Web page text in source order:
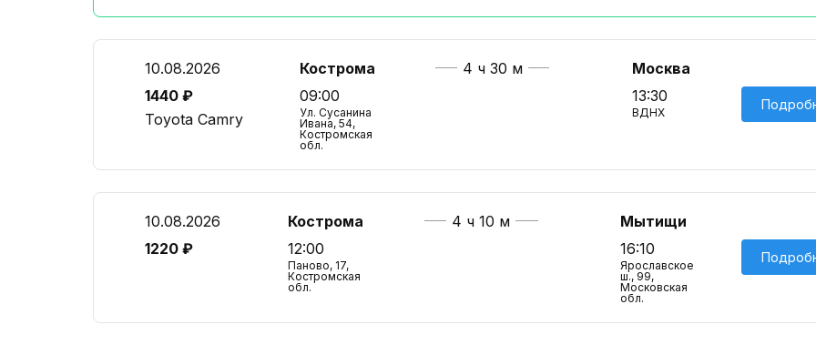
10.08.2026
1440 ₽
Toyota Camry
Кострома
09:00
Ул. Сусанина
Ивана, 54,
Костромская
обл.
4 ч 30 м
Москва
13:30
ВДНХ
10.08.2026
1220 ₽
Кострома
12:00
Паново, 17,
Костромская
обл.
4 ч 10 м
Мытищи
16:10
Ярославское
ш., 99,
Московская
обл.